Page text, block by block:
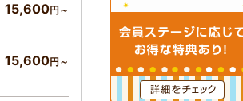
15,600円～
15,600円～